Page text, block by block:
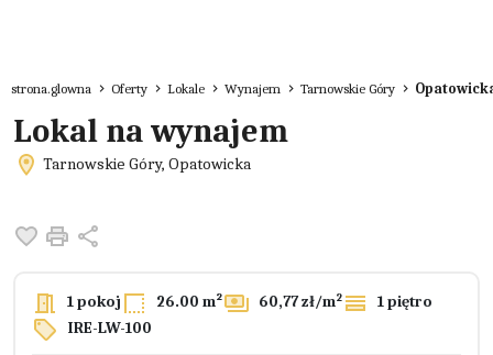
strona.glowna Oferty Lokale Wynajem Tarnowskie Góry
Lokal na wynajem
Tarnowskie Góry, Opatowicka
Dodaj do ulubionych
Drukuj
1 pokoj 26.00 m² 60,77 zł/m2
1 piętro
IRE-LW-100